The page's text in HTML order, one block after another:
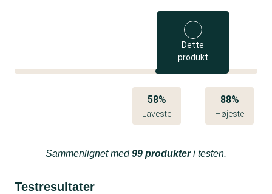
Dette
produkt
58%
Laveste
88%
Højeste
Sammenlignet med99 produkteri testen.
Testresultater